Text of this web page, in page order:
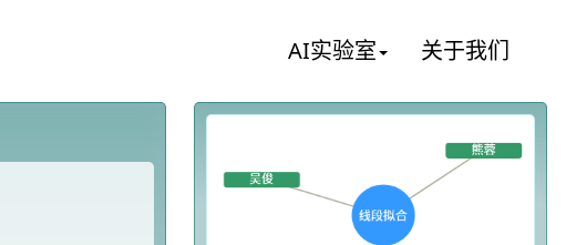
AI实验室 关于我们